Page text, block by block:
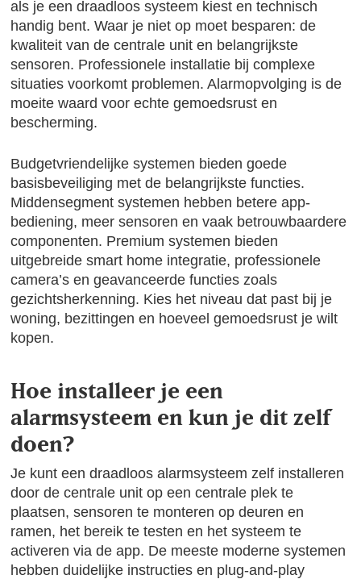
als je een draadloos systeem kiest en technisch
handig bent. Waar je niet op moet besparen: de
kwaliteit van de centrale unit en belangrijkste
sensoren. Professionele installatie bij complexe
situaties voorkomt problemen. Alarmopvolging is de
moeite waard voor echte gemoedsrust en
bescherming.
Budgetvriendelijke systemen bieden goede
basisbeveiliging met de belangrijkste functies.
Middensegment systemen hebben betere app-
bediening, meer sensoren en vaak betrouwbaardere
componenten. Premium systemen bieden
uitgebreide smart home integratie, professionele
camera’s en geavanceerde functies zoals
gezichtsherkenning. Kies het niveau dat past bij je
woning, bezittingen en hoeveel gemoedsrust je wilt
kopen.
Hoe installeer je een
alarmsysteem en kun je dit zelf
doen?
Je kunt een draadloos alarmsysteem zelf installeren
door de centrale unit op een centrale plek te
plaatsen, sensoren te monteren op deuren en
ramen, het bereik te testen en het systeem te
activeren via de app. De meeste moderne systemen
hebben duidelijke instructies en plug-and-play